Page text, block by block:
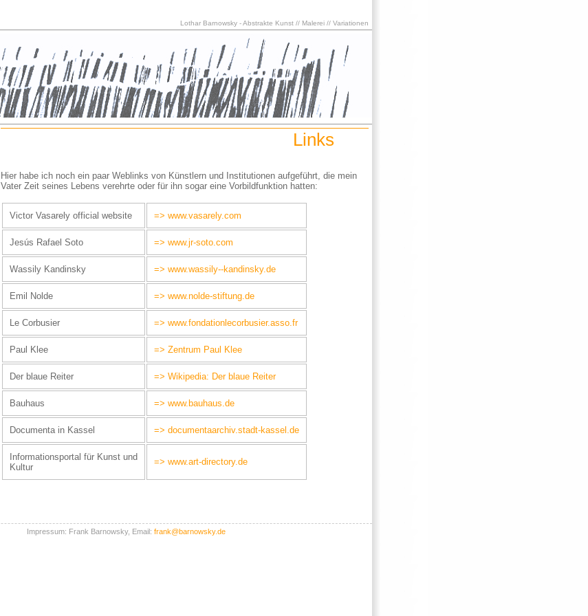
Lothar Barnowsky - Abstrakte Kunst // Malerei // Variationen
Links
Hier habe ich noch ein paar Weblinks von Künstlern und Institutionen aufgeführt, die mein
Vater Zeit seines Lebens verehrte oder für ihn sogar eine Vorbildfunktion hatten:
Victor Vasarely official website => www.vasarely.com
Jesús Rafael Soto => www.jr-soto.com
Wassily Kandinsky => www.wassily--kandinsky.de
Emil Nolde => www.nolde-stiftung.de
Le Corbusier => www.fondationlecorbusier.asso.fr
Paul Klee => Zentrum Paul Klee
Der blaue Reiter => Wikipedia: Der blaue Reiter
Bauhaus => www.bauhaus.de
Documenta in Kassel => documentaarchiv.stadt-kassel.de
Informationsportal für Kunst und
Kultur
=> www.art-directory.de
Impressum: Frank Barnowsky, Email: frank@barnowsky.de